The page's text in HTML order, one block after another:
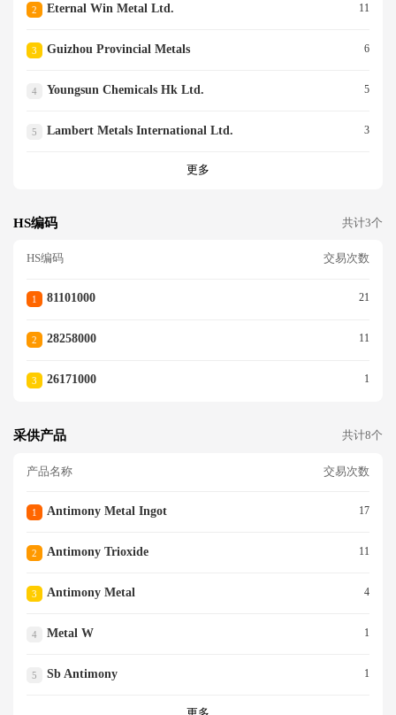
2 Eternal Win Metal Ltd. 11
3 Guizhou Provincial Metals 6
4 Youngsun Chemicals Hk Ltd. 5
5 Lambert Metals International Ltd. 3
更多
HS编码 共计3个
HS编码 交易次数
1 81101000 21
2 28258000 11
3 26171000 1
采供产品 共计8个
产品名称 交易次数
1 Antimony Metal Ingot 17
2 Antimony Trioxide 11
3 Antimony Metal 4
4 Metal W 1
5 Sb Antimony 1